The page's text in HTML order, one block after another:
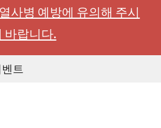
사병 예방에 유의해 주시
바랍니다.
트